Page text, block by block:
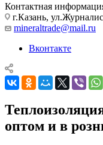
Контактная
г.Казань,
mineraltrade@mail.ru
Вконтакте
оптом и в